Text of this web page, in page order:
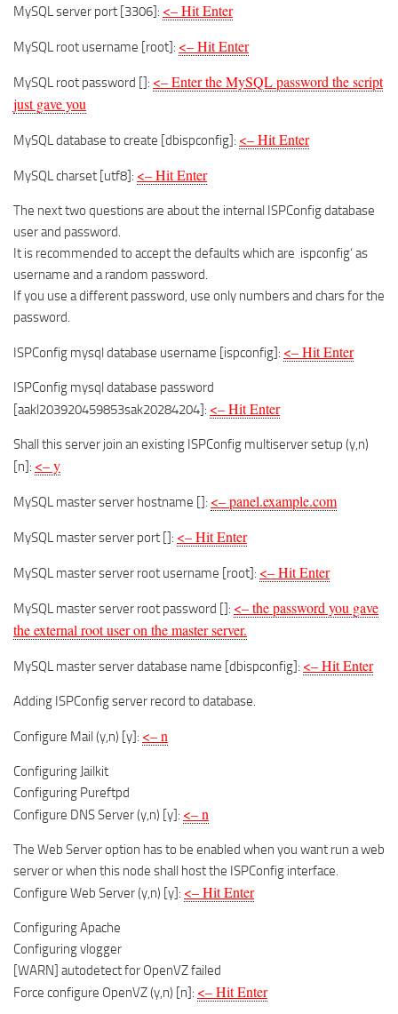
MySQL server port [3306]: <– Hit Enter
MySQL root username [root]: <– Hit Enter
MySQL root password []: <– Enter the MySQL password the script
just gave you
MySQL database to create [dbispconfig]: <– Hit Enter
MySQL charset [utf8]: <– Hit Enter
The next two questions are about the internal ISPConfig database
user and password.
It is recommended to accept the defaults which are ‚ispconfig‘ as
username and a random password.
If you use a different password, use only numbers and chars for the
password.
ISPConfig mysql database username [ispconfig]: <– Hit Enter
ISPConfig mysql database password
[aakl203920459853sak20284204]: <– Hit Enter
Shall this server join an existing ISPConfig multiserver setup (y,n)
[n]: <– y
MySQL master server hostname []: <– panel.example.com
MySQL master server port []: <– Hit Enter
MySQL master server root username [root]: <– Hit Enter
MySQL master server root password []: <– the password you gave
the external root user on the master server.
MySQL master server database name [dbispconfig]: <– Hit Enter
Adding ISPConfig server record to database.
Configure Mail (y,n) [y]: <– n
Configuring Jailkit
Configuring Pureftpd
Configure DNS Server (y,n) [y]: <– n
The Web Server option has to be enabled when you want run a web
server or when this node shall host the ISPConfig interface.
Configure Web Server (y,n) [y]: <– Hit Enter
Configuring Apache
Configuring vlogger
[WARN] autodetect for OpenVZ failed
Force configure OpenVZ (y,n) [n]: <– Hit Enter